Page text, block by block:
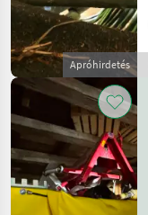
Apróhirdetés